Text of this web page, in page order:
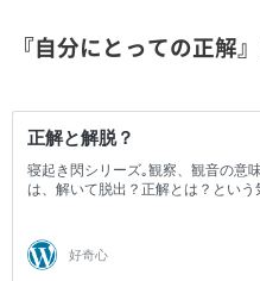
『自分にとっての正解』